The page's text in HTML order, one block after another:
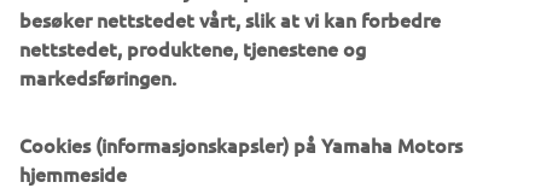
Översättningar Scandic sade:Med et modellutvalg som
spenner over Utility (#DRIVENBYRESULTS), Leisure
besøker nettstedet vårt, slik at vi kan forbedre
nettstedet, produktene, tjenestene og
markedsføringen.
Cookies (informasjonskapsler) på Yamaha Motors
hjemmeside